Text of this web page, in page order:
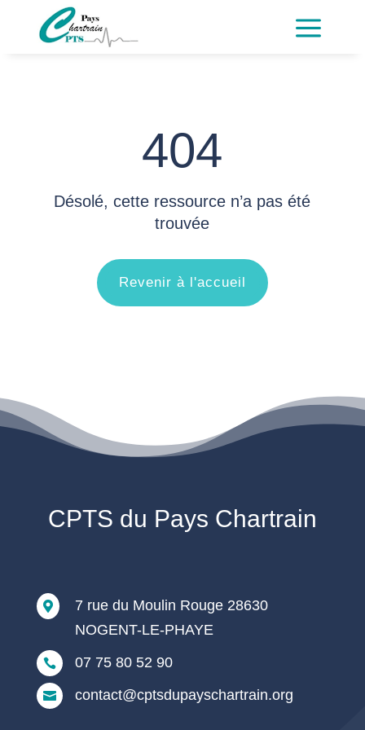
a
404
Désolé, cette ressource n’a pas été
trouvée
Revenir à l'accueil
CPTS du Pays Chartrain

7 rue du Moulin Rouge 28630
NOGENT-LE-PHAYE
 07 75 80 52 90
 contact@cptsdupayschartrain.org